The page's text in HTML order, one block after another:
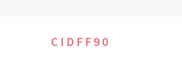
CIDFF90